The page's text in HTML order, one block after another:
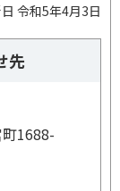
令和5年4月3日
先
1688-